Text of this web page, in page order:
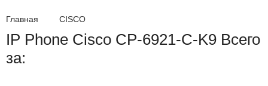
Главная CISCO
IP Phone Cisco CP-6921-C-K9 Всего
за: